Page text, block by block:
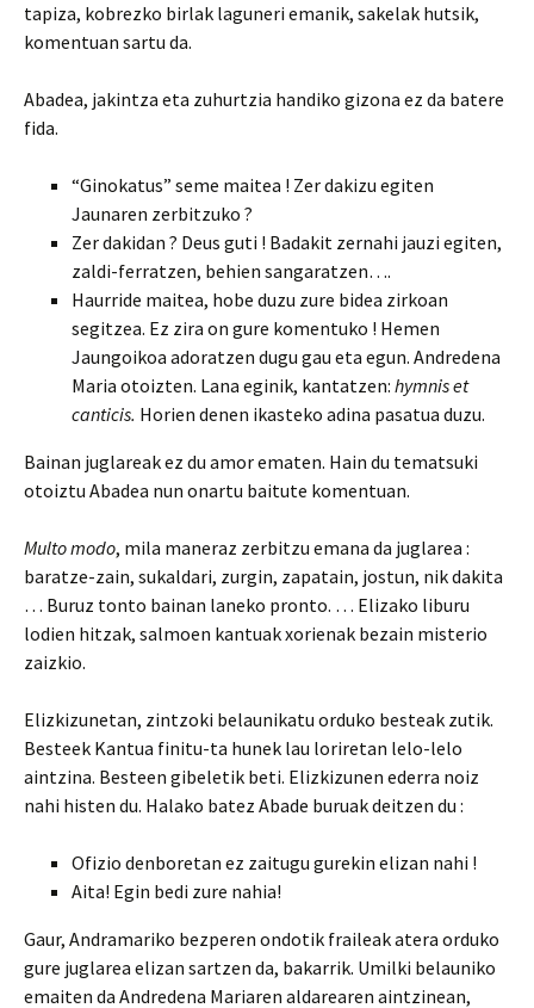
tapiza, kobrezko birlak laguneri emanik, sakelak hutsik,
komentuan sartu da.
Abadea, jakintza eta zuhurtzia handiko gizona ez da batere
fida.
“Ginokatus” seme maitea ! Zer dakizu egiten
Jaunaren zerbitzuko ?
Zer dakidan ? Deus guti ! Badakit zernahi jauzi egiten,
zaldi-ferratzen, behien sangaratzen….
Haurride maitea, hobe duzu zure bidea zirkoan
segitzea. Ez zira on gure komentuko ! Hemen
Jaungoikoa adoratzen dugu gau eta egun. Andredena
Maria otoizten. Lana eginik, kantatzen: hymnis et
canticis. Horien denen ikasteko adina pasatua duzu.
Bainan juglareak ez du amor ematen. Hain du tematsuki
otoiztu Abadea nun onartu baitute komentuan.
Multo modo, mila maneraz zerbitzu emana da juglarea :
baratze-zain, sukaldari, zurgin, zapatain, jostun, nik dakita
… Buruz tonto bainan laneko pronto. … Elizako liburu
lodien hitzak, salmoen kantuak xorienak bezain misterio
zaizkio.
Elizkizunetan, zintzoki belaunikatu orduko besteak zutik.
Besteek Kantua finitu-ta hunek lau loriretan lelo-lelo
aintzina. Besteen gibeletik beti. Elizkizunen ederra noiz
nahi histen du. Halako batez Abade buruak deitzen du :
Ofizio denboretan ez zaitugu gurekin elizan nahi !
Aita! Egin bedi zure nahia!
Gaur, Andramariko bezperen ondotik fraileak atera orduko
gure juglarea elizan sartzen da, bakarrik. Umilki belauniko
emaiten da Andredena Mariaren aldarearen aintzinean,